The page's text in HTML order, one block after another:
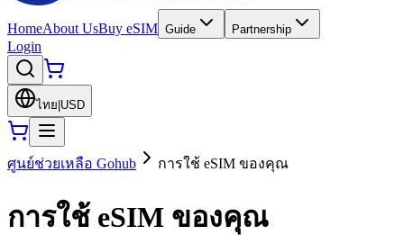
HomeAbout UsBuy eSIM Guide Partnership
Login
ไทย USD
ศูนย์ช่วยเหลือ Gohub การใช้ eSIM ของคุณ
การใช้ eSIM ของคุณ